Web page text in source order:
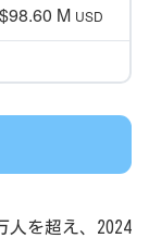
$98.60 M USD
人を超え、2024